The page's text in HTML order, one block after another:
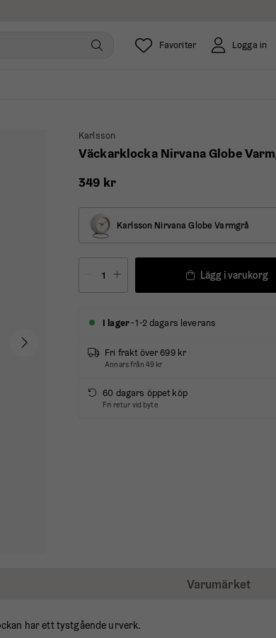
Logga in
Favoriter
Karlsson
Väckarklocka Nirvana Globe
349 kr
Karlsson Nirvana Globe Varmgrå
Lägg i varukorg
I lager- 1-2 dagars leverans
Fri frakt över 699 kr
Annars från 49 kr
60 dagars öppet köp
Fri retur vid byte
Varumärket
har ett tystgående urverk.